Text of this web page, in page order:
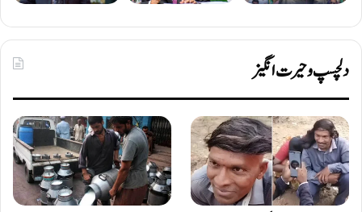
دلچسپ و حیرت انگیز